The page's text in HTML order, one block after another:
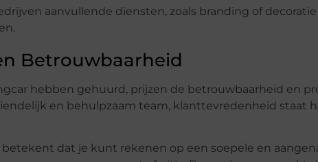
aanvullende diensten, zoals branding of
Betrouwbaarheid
hebben gehuurd, prijzen de betrouwbaarheid en
en behulpzaam team, klanttevredenheid staat
dat je kunt rekenen op een soepele en